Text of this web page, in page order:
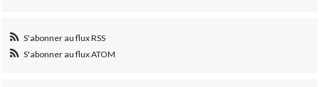
S'abonner au flux RSS
S'abonner au flux ATOM